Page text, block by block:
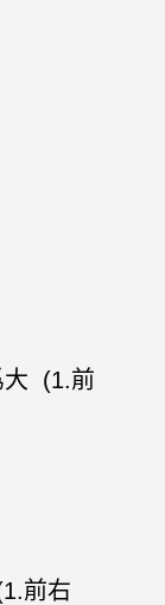
(1.前
前右